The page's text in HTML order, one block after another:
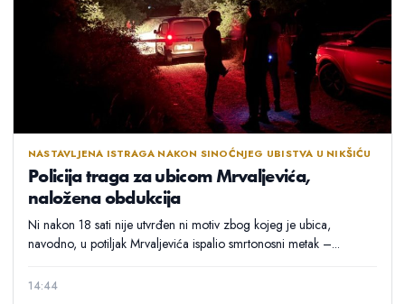
NASTAVLJENA ISTRAGA NAKON SINOĆNJEG UBISTVA U NIKŠIĆU
Policija traga za ubicom Mrvaljevića,
naložena obdukcija
Ni nakon 18 sati nije utvrđen ni motiv zbog kojeg je ubica,
navodno, u potiljak Mrvaljevića ispalio smrtonosni metak –...
14:44